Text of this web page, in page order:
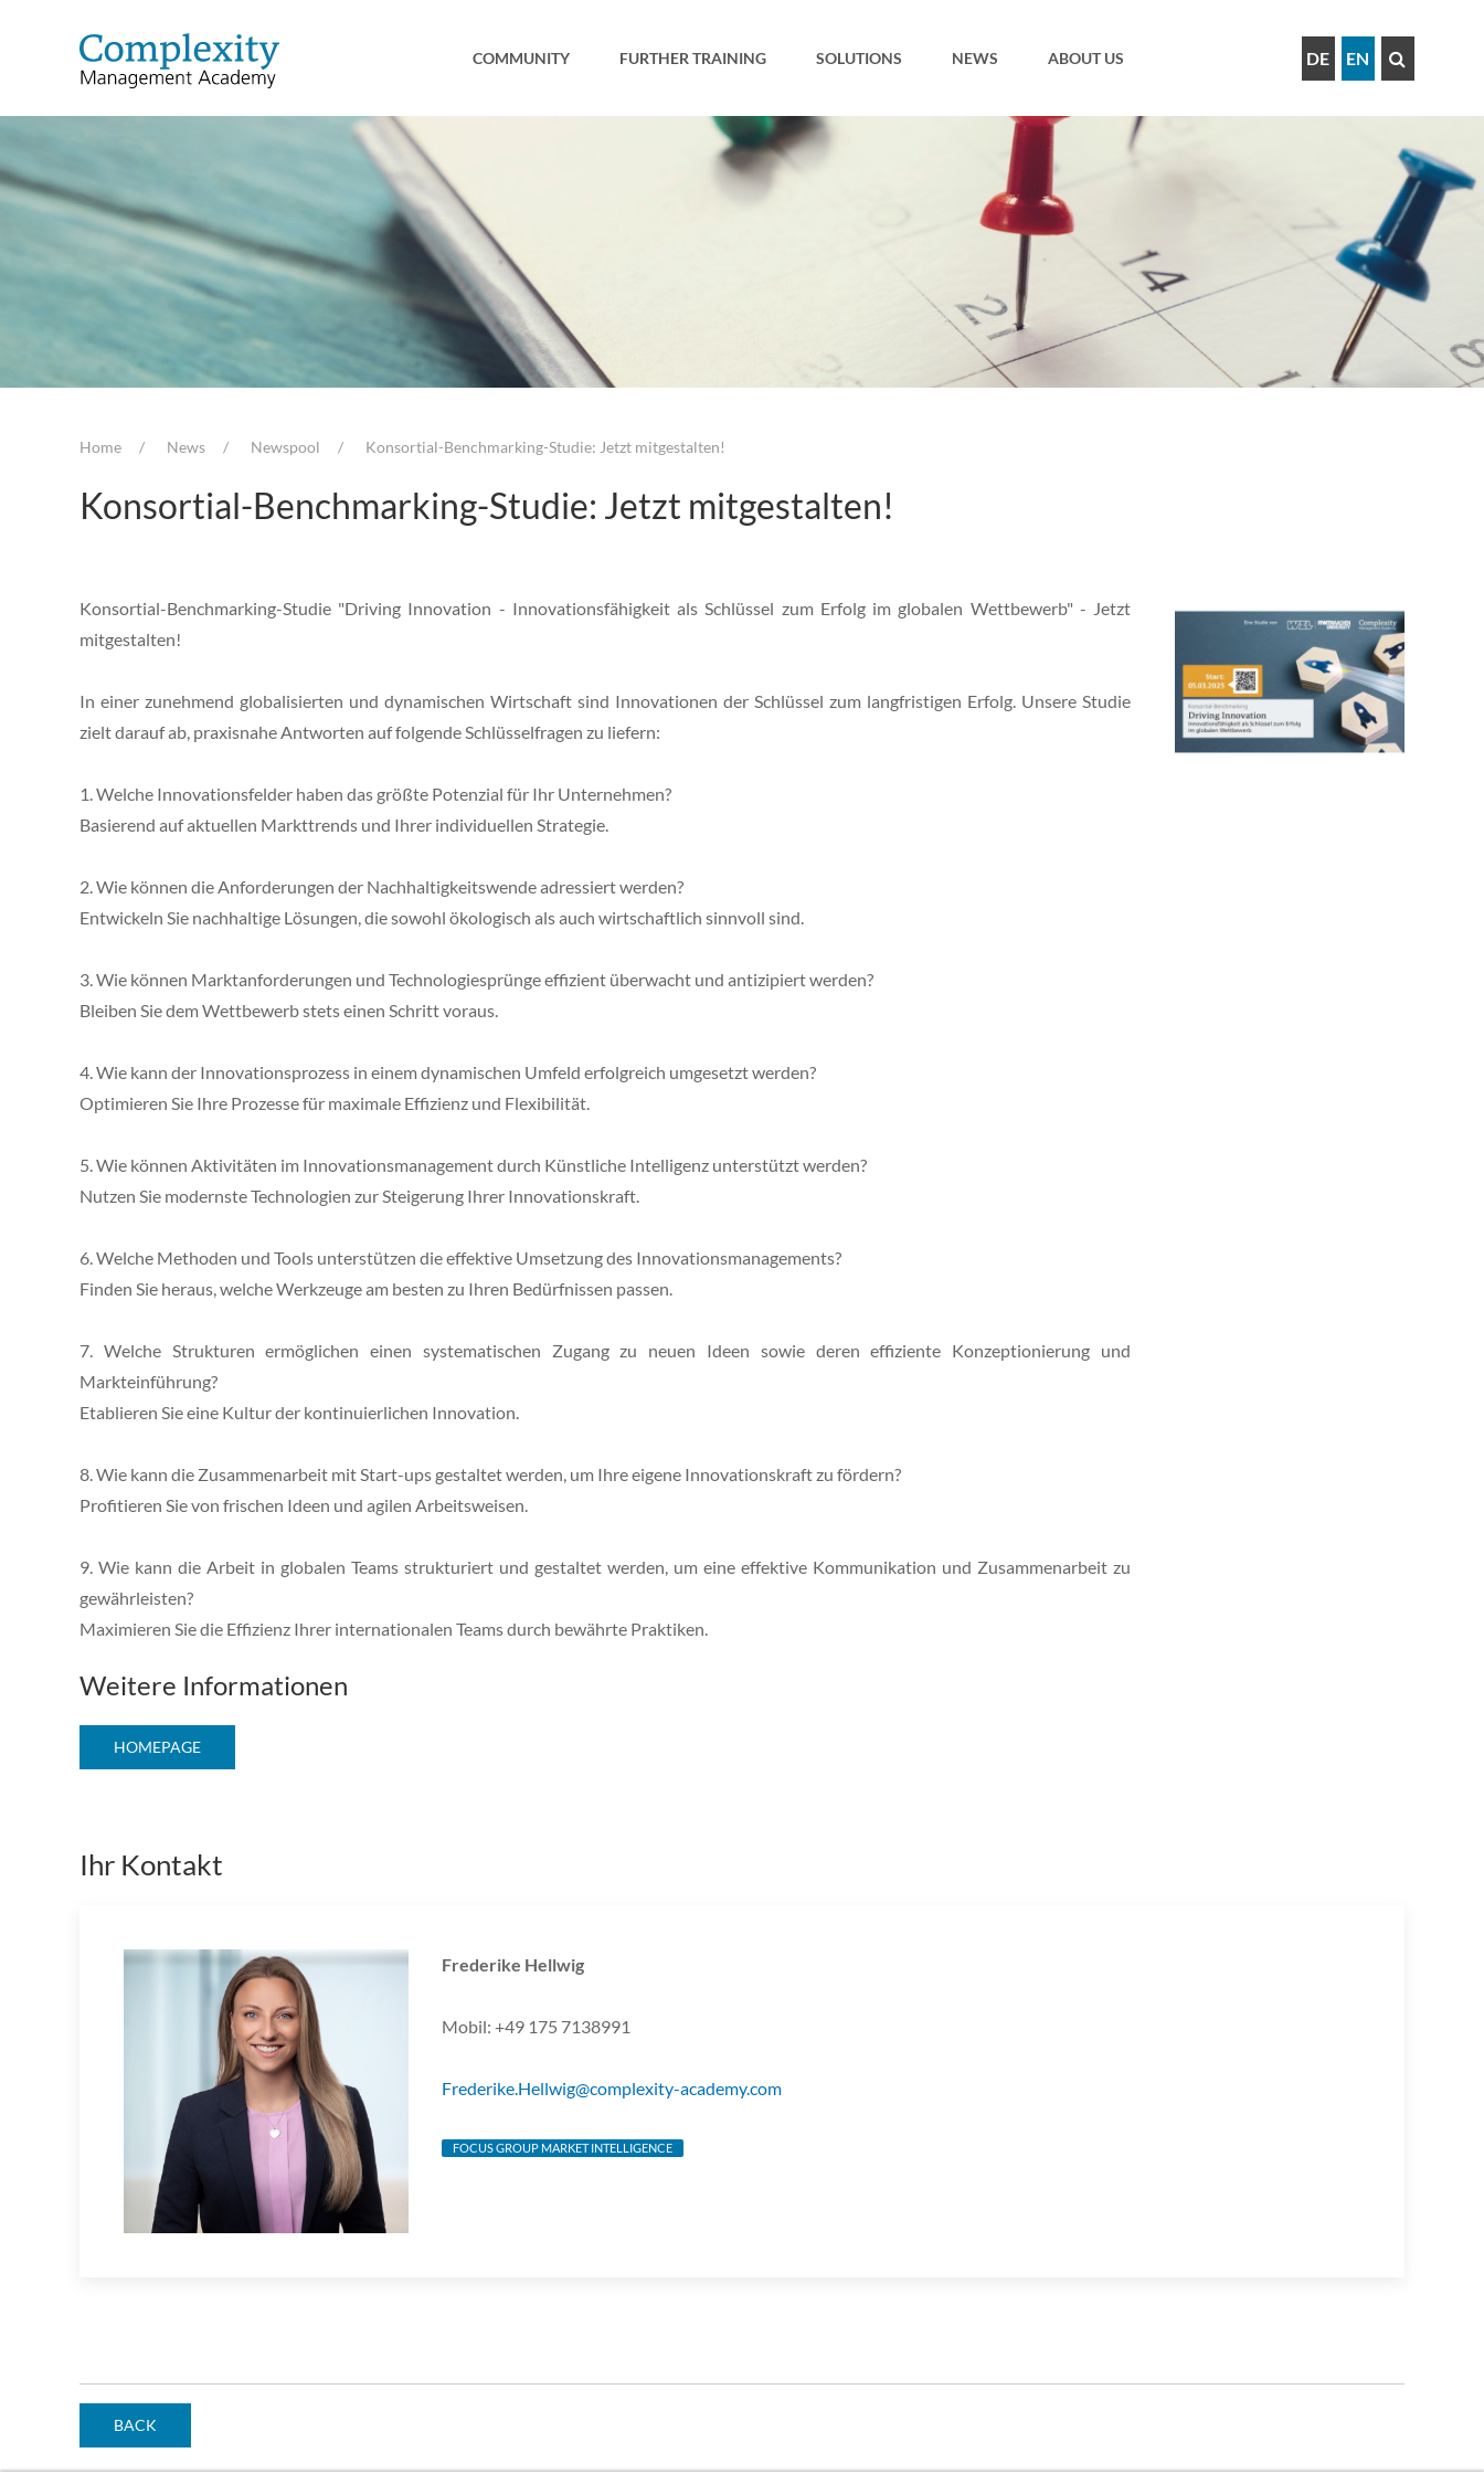
COMMUNITY FURTHER TRAINING SOLUTIONS NEWS ABOUT US DE EN
Home News Newspool Konsortial-Benchmarking-Studie: Jetzt mitgestalten!
Konsortial-Benchmarking-Studie: Jetzt mitgestalten!
Konsortial-Benchmarking-Studie "Driving Innovation - Innovationsfähigkeit als Schlüssel zum Erfolg im globalen Wettbewerb" - Jetzt
mitgestalten!
In einer zunehmend globalisierten und dynamischen Wirtschaft sind Innovationen der Schlüssel zum langfristigen Erfolg. Unsere Studie
zielt darauf ab, praxisnahe Antworten auf folgende Schlüsselfragen zu liefern:
1. Welche Innovationsfelder haben das größte Potenzial für Ihr Unternehmen?
Basierend auf aktuellen Markttrends und Ihrer individuellen Strategie.
2. Wie können die Anforderungen der Nachhaltigkeitswende adressiert werden?
Entwickeln Sie nachhaltige Lösungen, die sowohl ökologisch als auch wirtschaftlich sinnvoll sind.
3. Wie können Marktanforderungen und Technologiesprünge effizient überwacht und antizipiert werden?
Bleiben Sie dem Wettbewerb stets einen Schritt voraus.
4. Wie kann der Innovationsprozess in einem dynamischen Umfeld erfolgreich umgesetzt werden?
Optimieren Sie Ihre Prozesse für maximale Effizienz und Flexibilität.
5. Wie können Aktivitäten im Innovationsmanagement durch Künstliche Intelligenz unterstützt werden?
Nutzen Sie modernste Technologien zur Steigerung Ihrer Innovationskraft.
6. Welche Methoden und Tools unterstützen die effektive Umsetzung des Innovationsmanagements?
Finden Sie heraus, welche Werkzeuge am besten zu Ihren Bedürfnissen passen.
7. Welche Strukturen ermöglichen einen systematischen Zugang zu neuen Ideen sowie deren effiziente Konzeptionierung und
Markteinführung?
Etablieren Sie eine Kultur der kontinuierlichen Innovation.
8. Wie kann die Zusammenarbeit mit Start-ups gestaltet werden, um Ihre eigene Innovationskraft zu fördern?
Profitieren Sie von frischen Ideen und agilen Arbeitsweisen.
9. Wie kann die Arbeit in globalen Teams strukturiert und gestaltet werden, um eine effektive Kommunikation und Zusammenarbeit zu
gewährleisten?
Maximieren Sie die Effizienz Ihrer internationalen Teams durch bewährte Praktiken.
Weitere Informationen
HOMEPAGE
Ihr Kontakt
Frederike Hellwig
Mobil: +49 175 7138991
Frederike.Hellwig@complexity-academy.com
FOCUS GROUP MARKET INTELLIGENCE
BACK